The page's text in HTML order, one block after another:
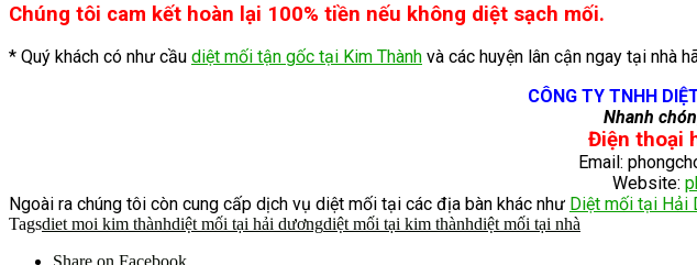
Chúng tôi cam kết hoàn lại 100% tiền nếu không diệt sạch mối.
* Quý khách có như cầu diệt mối tận gốc tại Kim Thành và các huyện lân cận ngay tại nhà
CÔNG TY TNHH
Nhanh
Điện thoại
Email:
Website:
Ngoài ra chúng tôi còn cung cấp dịch vụ diệt mối tại các địa bàn khác như Diệt mối tại Hải
Tagsdiet moi kim thànhdiệt mối tại hải dươngdiệt mối tại kim thànhdiệt mối tại nhà
Share on Facebook